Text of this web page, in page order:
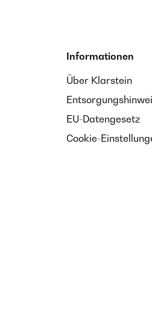
Informationen
Über Klarstein
EU-Datengesetz
Cookie-